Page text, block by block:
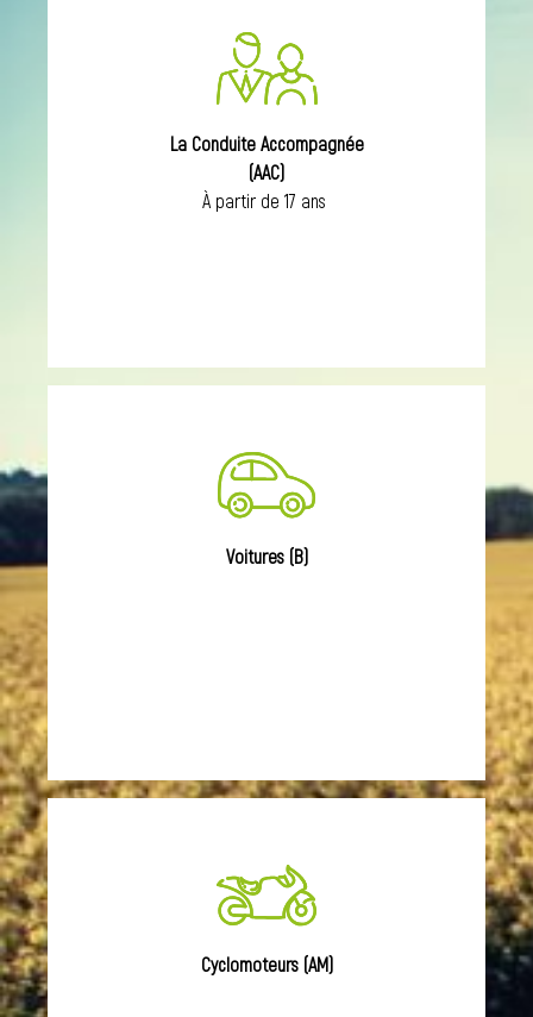
La Conduite Accompagnée
(AAC)
À partir de 17 ans
Voitures (B)
Cyclomoteurs (AM)